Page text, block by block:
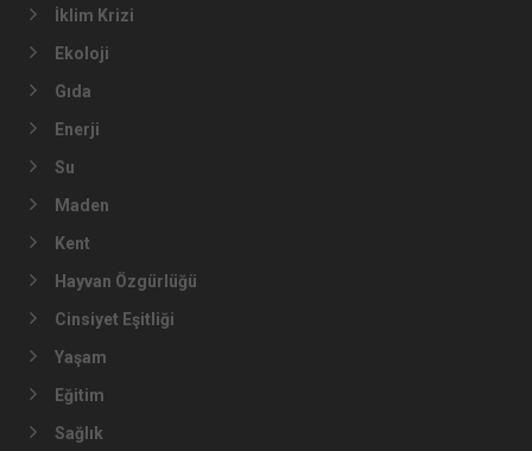
İklim Krizi
Ekoloji
Gıda
Enerji
Su
Maden
Kent
Hayvan Özgürlüğü
Cinsiyet Eşitliği
Yaşam
Eğitim
Sağlık